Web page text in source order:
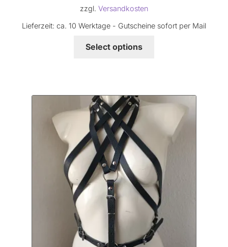
zzgl. Versandkosten
Lieferzeit: ca. 10 Werktage - Gutscheine sofort per Mail
Select options